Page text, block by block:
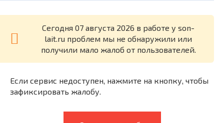
Cегодня 07 августа 2026 в работе у son-
lait.ru проблем мы не обнаружили или
получили мало жалоб от пользователей.
Если сервис недоступен, нажмите на кнопку, чтобы
зафиксировать жалобу.